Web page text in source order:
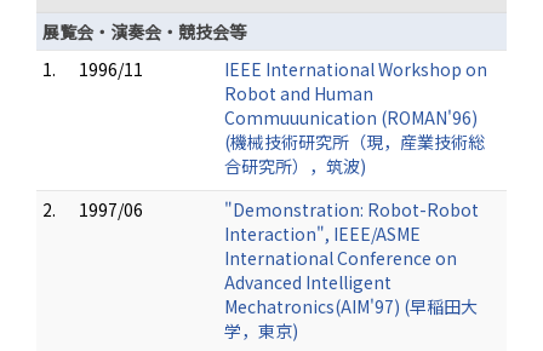
展覧会・演奏会・競技会等
1.
1996/11
IEEE International Workshop on
Robot and Human
Commuuunication (ROMAN'96)
(機械技術研究所（現，産業技術総
合研究所），筑波)
2.
1997/06
"Demonstration: Robot-Robot
Interaction", IEEE/ASME
International Conference on
Advanced Intelligent
Mechatronics(AIM'97) (早稲田大
学，東京)